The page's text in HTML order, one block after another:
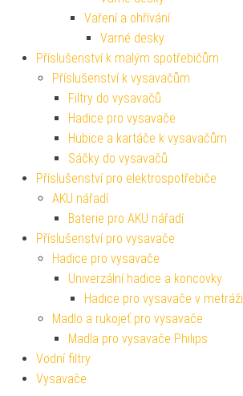
Vaření a ohřívání
Varné desky
Příslušenství k malým spotřebičům
Příslušenství k vysavačům
Filtry do vysavačů
Hadice pro vysavače
Hubice a kartáče k vysavačům
Sáčky do vysavačů
Příslušenství pro elektrospotřebiče
AKU nářadí
Baterie pro AKU nářadí
Příslušenství pro vysavače
Hadice pro vysavače
Univerzální hadice a koncovky
Hadice pro vysavače v metráži
Madlo a rukojeť pro vysavače
Madla pro vysavače Philips
Vodní filtry
Vysavače